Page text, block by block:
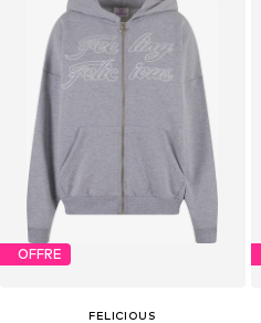
OFFRE
FELICIOUS